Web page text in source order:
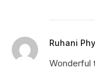
Ruhani
Wonderful